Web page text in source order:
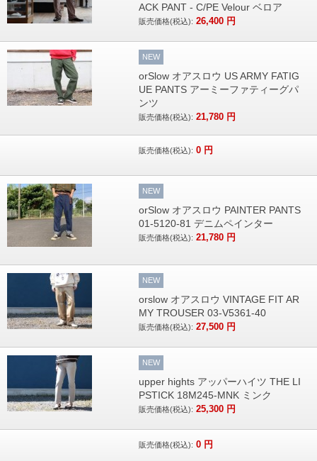
ACK PANT - C/PE Velour ベロア
販売価格(税込): 26,400 円
NEW
orSlow オアスロウ US ARMY FATIG
UE PANTS アーミーファティーグパ
ンツ
販売価格(税込): 21,780 円
販売価格(税込): 0 円
NEW
orSlow オアスロウ PAINTER PANTS
01-5120-81 デニムペインター
販売価格(税込): 21,780 円
NEW
orslow オアスロウ VINTAGE FIT AR
MY TROUSER 03-V5361-40
販売価格(税込): 27,500 円
NEW
upper hights アッパーハイツ THE LI
PSTICK 18M245-MNK ミンク
販売価格(税込): 25,300 円
販売価格(税込): 0 円